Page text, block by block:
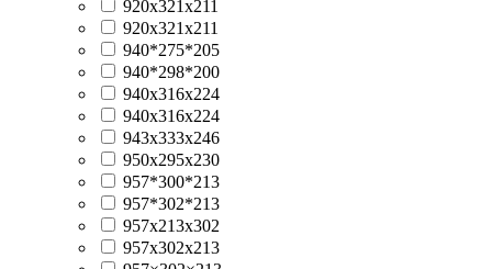
920x321x211
920х321х211
940*275*205
940*298*200
940x316x224
940х316х224
943x333x246
950х295x230
957*300*213
957*302*213
957x213x302
957x302x213